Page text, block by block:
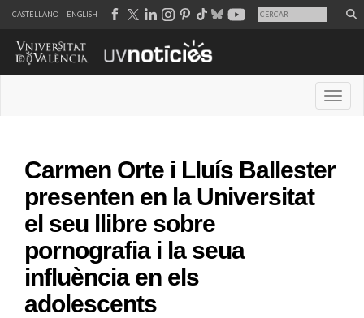
CASTELLANO ENGLISH
Carmen Orte i Lluís Ballester
presenten en la Universitat
el seu llibre sobre
pornografia i la seua
influència en els
adolescents